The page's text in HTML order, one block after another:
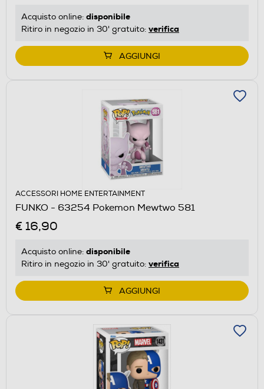
Acquisto online: disponibile
Ritiro in negozio in 30' gratuito: verifica
AGGIUNGI
ACCESSORI HOME ENTERTAINMENT
FUNKO - 63254 Pokemon Mewtwo 581
€ 16,90
Acquisto online: disponibile
Ritiro in negozio in 30' gratuito: verifica
AGGIUNGI